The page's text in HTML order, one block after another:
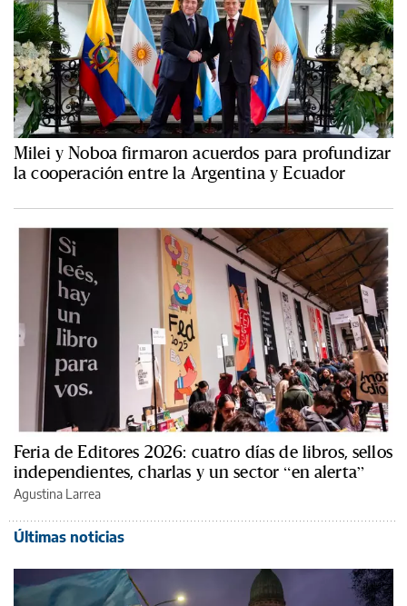
Milei y Noboa firmaron acuerdos para profundizar
la cooperación entre la Argentina y Ecuador
Feria de Editores 2026: cuatro días de libros, sellos
independientes, charlas y un sector “en alerta”
Agustina Larrea
Últimas noticias